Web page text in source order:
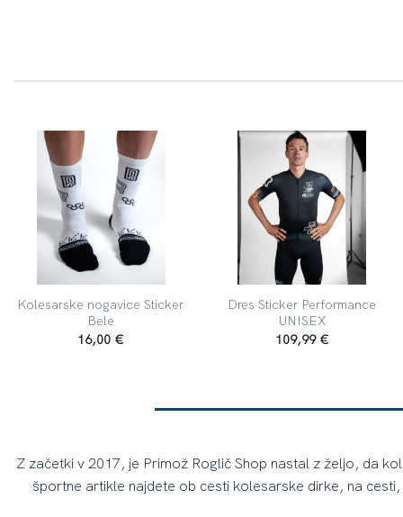
Kolesarske nogavice Sticker
Bele
16,00 €
Dres Sticker Performance
UNISEX
109,99 €
Z začetki v 2017, je Primož Roglič Shop nastal z željo, da
športne artikle najdete ob cesti kolesarske dirke, na